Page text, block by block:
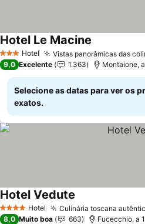
3 EstrelasHotel Vistas panorâmicas das
Hotel Le Macine
9,0 Excelente 1.363 Montaione,
Selecione as datas para ver os
exatos.
4 EstrelasHotel Culinária toscana
Hotel Vedute
8,0 Muito boa 663 Fucecchio, a